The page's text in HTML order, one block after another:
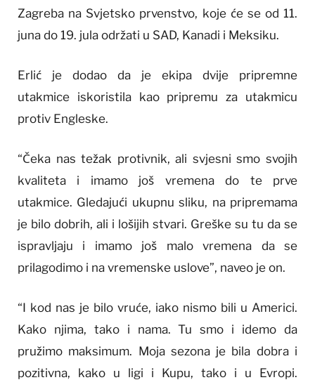
Zagreba na Svjetsko prvenstvo, koje će se od 11.
juna do 19. jula održati u SAD, Kanadi i Meksiku.
Erlić je dodao da je ekipa dvije pripremne
utakmice iskoristila kao pripremu za utakmicu
protiv Engleske.
“Čeka nas težak protivnik, ali svjesni smo svojih
kvaliteta i imamo još vremena do te prve
utakmice. Gledajući ukupnu sliku, na pripremama
je bilo dobrih, ali i lošijih stvari. Greške su tu da se
ispravljaju i imamo još malo vremena da se
prilagodimo i na vremenske uslove”, naveo je on.
“I kod nas je bilo vruće, iako nismo bili u Americi.
Kako njima, tako i nama. Tu smo i idemo da
pružimo maksimum. Moja sezona je bila dobra i
pozitivna, kako u ligi i Kupu, tako i u Evropi.